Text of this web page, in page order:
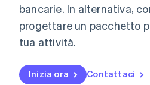
bancarie. In alternativa,
progettare un pacchetto
tua attività.
Inizia ora Contattaci
Malta
Messico
EspañolEnglish
English
Nuova Zelanda